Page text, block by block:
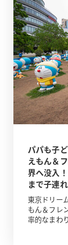
パパも子
えもん＆
界へ没入
まで子連
東京ドリー
もん＆フレ
率的なまわ